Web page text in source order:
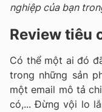
nghiệp của bạn
Review tiêu
Có thể một ai đó
trong những sản
một email mô tả
có,... Đừng vội lo